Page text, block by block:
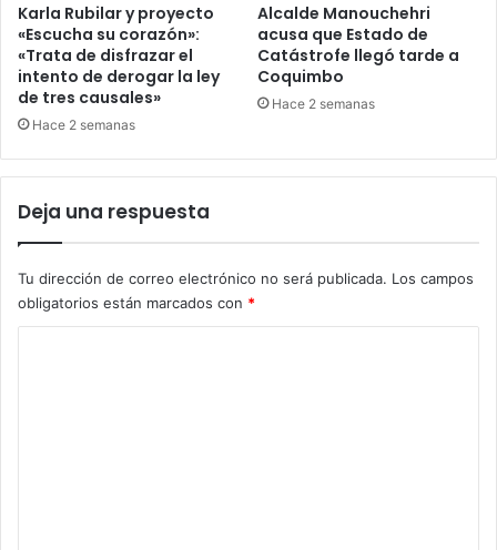
Karla Rubilar y proyecto
«Escucha su corazón»:
«Trata de disfrazar el
intento de derogar la ley
de tres causales»
Hace 2 semanas
Alcalde Manouchehri
acusa que Estado de
Catástrofe llegó tarde a
Coquimbo
Hace 2 semanas
Deja una respuesta
Tu dirección de correo electrónico no será publicada. Los campos
obligatorios están marcados con *